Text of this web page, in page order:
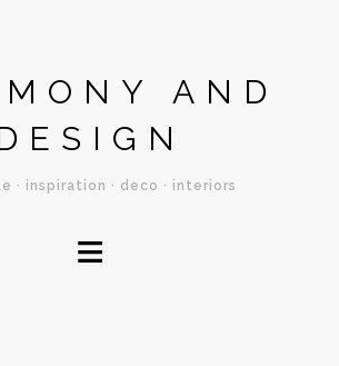
AND
· inspiration · deco · interiors
≡